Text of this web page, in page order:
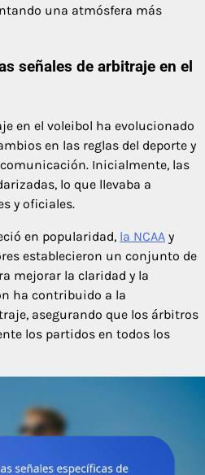
una atmósfera más
señales de arbitraje en el
en el voleibol ha evolucionado
en las reglas del deporte y
Inicialmente, las
lo que llevaba a
y oficiales.
en popularidad, la NCAA y
establecieron un conjunto de
mejorar la claridad y la
ha contribuido a la
asegurando que los árbitros
los partidos en todos los